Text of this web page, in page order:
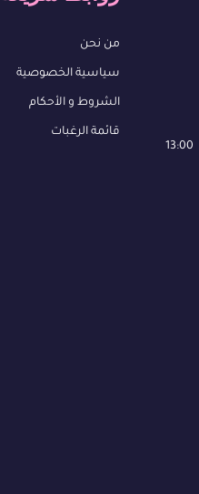
من نحن
سياسية الخصوصية
الشروط و الأحكام
قائمة الرغبات